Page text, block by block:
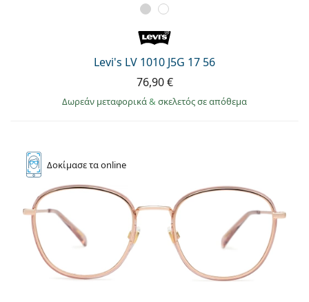
Levi's LV 1010 J5G 17 56
76,90 €
Δωρεάν μεταφορικά& σκελετός σε απόθεμα
Δοκίμασετα online